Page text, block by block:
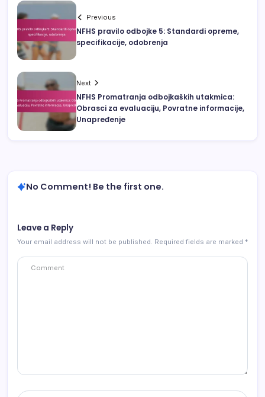
Previous
NFHS pravilo odbojke 5: Standardi opreme,
specifikacije, odobrenja
Next
NFHS Promatranja odbojkaških utakmica:
Obrasci za evaluaciju, Povratne informacije,
Unapređenje
No Comment! Be the first one.
Leave a Reply
Your email address will not be published. Required fields are marked *